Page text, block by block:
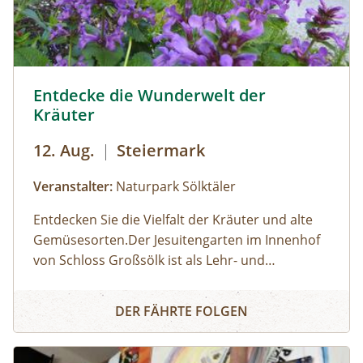
Entdecke die Wunderwelt der
Kräuter
12. Aug. | Steiermark
Veranstalter: Naturpark Sölktäler
Entdecken Sie die Vielfalt der Kräuter und alte
Gemüsesorten.Der Jesuitengarten im Innenhof
von Schloss Großsölk ist als Lehr- und
gedeihen hier viele Heil- und Gewürzkräuter
sowie neue und alte, in Vergessenheit geratene
Entdecke die Wunderwelt der Kräuter
DER FÄHRTE FOLGEN